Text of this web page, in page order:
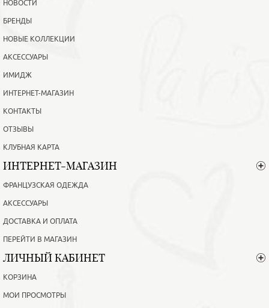
НОВОСТИ
БРЕНДЫ
НОВЫЕ КОЛЛЕКЦИИ
АКСЕССУАРЫ
ИМИДЖ
ИНТЕРНЕТ-МАГАЗИН
КОНТАКТЫ
ОТЗЫВЫ
КЛУБНАЯ КАРТА
ИНТЕРНЕТ-МАГАЗИН
ФРАНЦУЗСКАЯ ОДЕЖДА
АКСЕССУАРЫ
ДОСТАВКА И ОПЛАТА
ПЕРЕЙТИ В МАГАЗИН
ЛИЧНЫЙ КАБИНЕТ
КОРЗИНА
МОИ ПРОСМОТРЫ